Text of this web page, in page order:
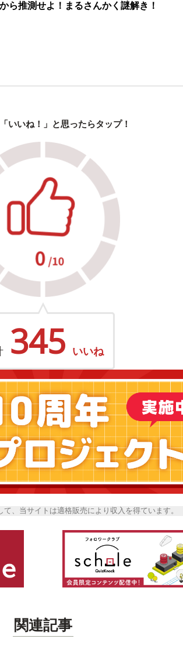
ら推測せよ！まるさんかく謎解き！
いいね！」と思ったらタップ！
345 いいね
、当サイトは適格販売により収入を得ています。
関連記事